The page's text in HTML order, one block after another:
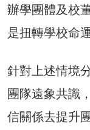
辦學團體及校
是扭轉學校命
針對上述情境
團隊遠象共識
信關係去提升